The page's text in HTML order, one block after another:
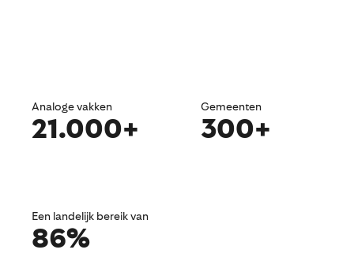
Analoge vakken
21.000+
Gemeenten
300+
Een landelijk bereik van
86%